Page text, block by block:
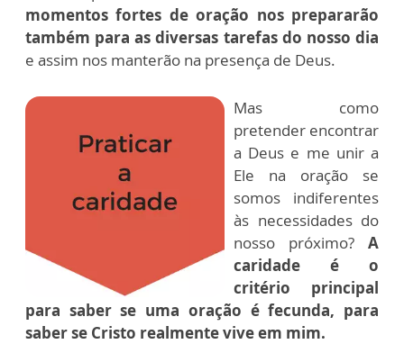
momentos fortes de oração nos prepararão
também para as diversas tarefas do nosso dia
e assim nos manterão na presença de Deus.
Mas como
pretender encontrar
a Deus e me unir a
Ele na oração se
somos indiferentes
às necessidades do
nosso próximo? A
caridade é o
critério principal
para saber se uma oração é fecunda, para
saber se Cristo realmente vive em mim.